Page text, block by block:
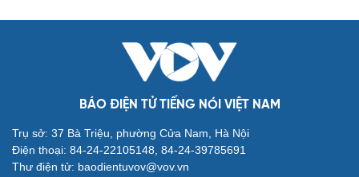
Kể chuyện cho bé
Hạt giống tâm hồn
BÁO ĐIỆN TỬ TIẾNG NÓI VIỆT NAM
Trụ sở: 37 Bà Triệu, phường Cửa Nam, Hà Nội
Điện thoại: 84-24-22105148, 84-24-39785691
Thư điện tử: baodientuvov@vov.vn